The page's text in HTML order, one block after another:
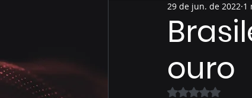
ouro
29 de jun. de 2022 1
Avaliado com